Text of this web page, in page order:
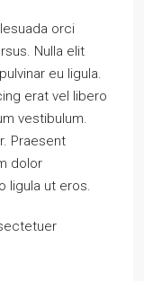
orci
Nulla elit
eu ligula.
erat vel libero
vestibulum.
Praesent
dolor
ligula ut eros.